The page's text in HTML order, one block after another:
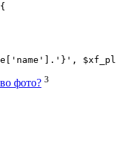
фото? 3